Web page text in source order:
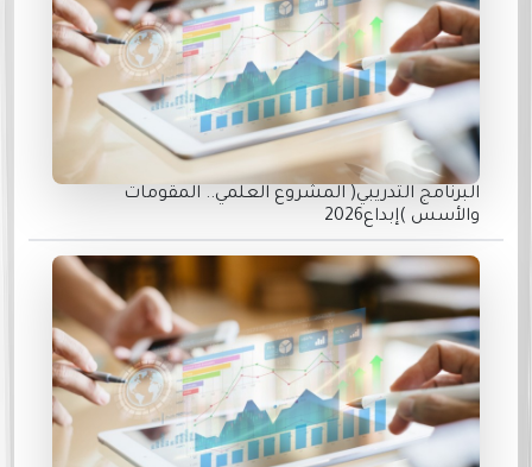
البرنامج التدريبي( المشروع العلمي.. المقومات
والأسس )إبداع2026